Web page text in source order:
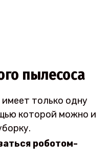
пылесоса
только одну
которой можно и
роботом-